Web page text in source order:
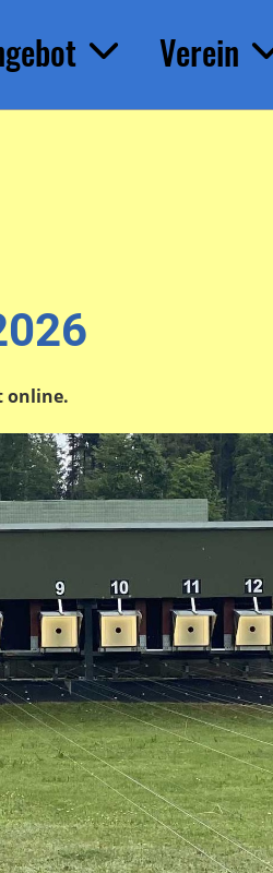
Verein
online.